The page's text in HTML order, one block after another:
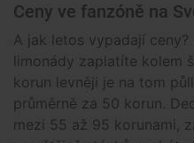
Ceny ve fanzóně na
A jak letos vypadají
limonády zaplatíte kolem
korun levněji je na tom
průměrně za 50 korun.
mezi 55 až 95 korunami,